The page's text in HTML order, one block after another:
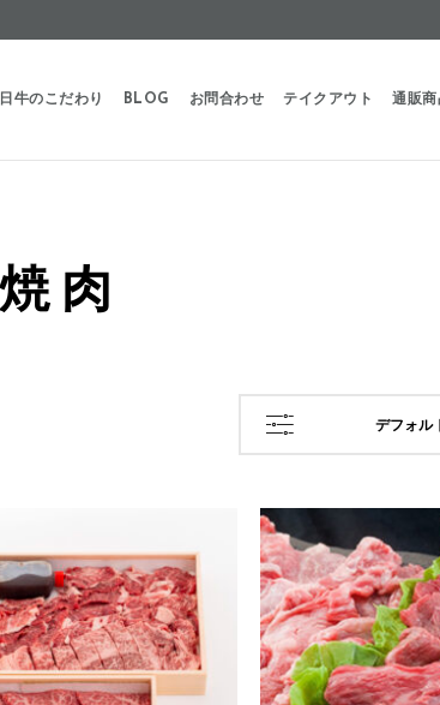
牛のこだわり BLOG お問合わせ テイクアウト 通販
焼肉
デフォル